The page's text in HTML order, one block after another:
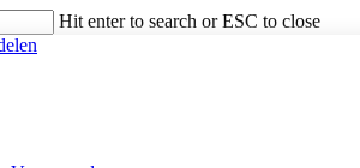
Hit enter to search or ESC to close